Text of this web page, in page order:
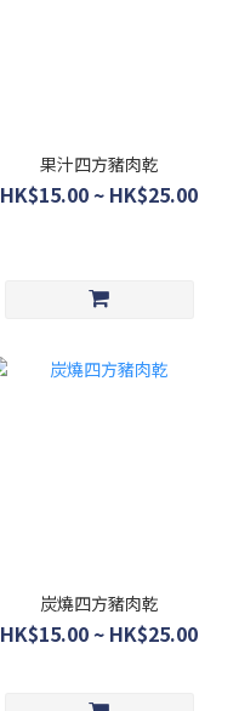
果汁四方豬肉乾
HK$15.00 ~ HK$25.00
炭燒四方豬肉乾
HK$15.00 ~ HK$25.00